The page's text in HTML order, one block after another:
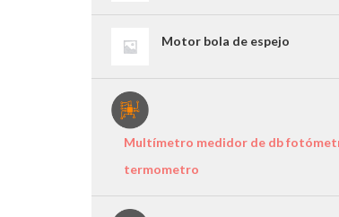
Motor bola de espejo
Multímetro medidor de db
termometro